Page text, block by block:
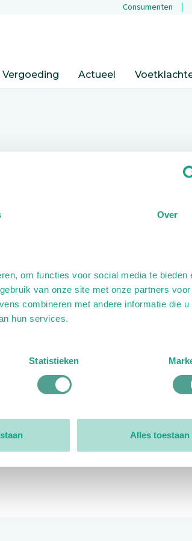
Over
om functies voor social media te bieden
van onze site met onze partners
combineren met andere informatie die u
hun services.
Statistieken
Alles toestaan
Consumenten
Vergoeding Actueel
Open: 09:00 -